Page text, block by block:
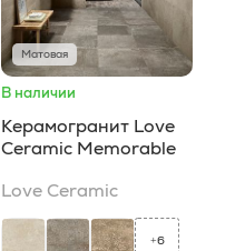
Матовая
В наличии
Керамогранит Love
Ceramic Memorable
Love Ceramic
+6